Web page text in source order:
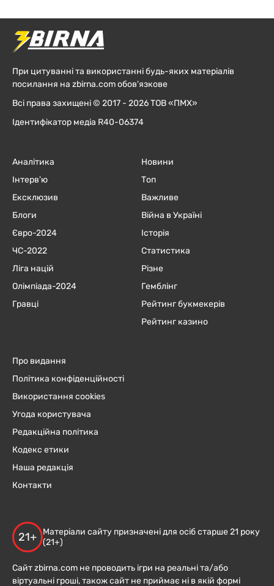
При цитуванні та використанні будь-яких матеріалів
посилання на zbirna.com обов'язкове
Всі права захищені © 2017 - 2026 ТОВ «ПМХ»
Ідентифікатор медіа R40-06374
Аналітика
Інтерв'ю
Ексклюзив
Блоги
Євро-2024
ЧC-2022
Ліга націй
Олімпіада-2024
Гравці
Новини
Топ
Важливе
Війна в Україні
Історія
Статистика
Різне
Гемблінг
Рейтинг букмекерів
Рейтинг казино
Про видання
Політика конфіденційності
Використання cookies
Угода користувача
Редакційна політика
Кодекс етики
Наша редакція
Контакти
21+
Матеріали сайту призначені для осіб старше 21 року
(21+)
Сайт zbirna.com не проводить ігри на реальні та/або
віртуальні гроші, також сайт не приймає ні в якій формі